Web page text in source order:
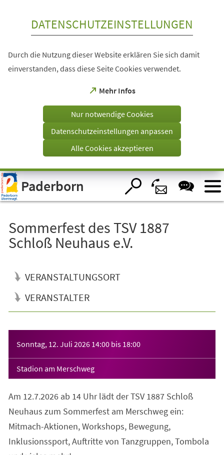
Visuelle
Assistenzsoftware
öffnen.
DATENSCHUTZEINSTELLUNGEN
Durch die Nutzung dieser Website erklären Sie sich damit
einverstanden, dass diese Seite Cookies verwendet.
Mehr Infos
(Öffnet
einem
Tab)
Nur notwendige Cookies
Datenschutzeinstellungen anpassen
Alle Cookies akzeptieren
Paderborn
Sommerfest des TSV 1887
Schloß Neuhaus e.V.
VERANSTALTUNGSORT
VERANSTALTER
Sonntag, 12. Juli 2026 14:00 bis 18:00
Stadion am Merschweg
Am 12.7.2026 ab 14 Uhr lädt der TSV 1887 Schloß
Neuhaus zum Sommerfest am Merschweg ein:
Mitmach-Aktionen, Workshops, Bewegung,
Inklusionssport, Auftritte von Tanzgruppen, Tombola